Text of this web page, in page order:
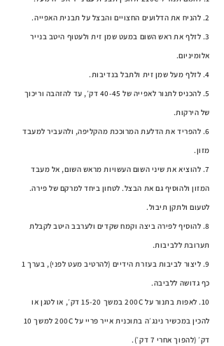
2. להניח את הדלועים החצויים והבצל על תבנית האפייה.
3. לזלף את ראש השום במעט שמן זית ולעטוף היטב בנייר
אלומיניום.
4. לזלף מעל שמן זית ולתבל בנדיבות.
5. להכניס לתנור לאפייה של 40-45 דק׳, עד להזהבה וריכוך
של הירקות.
6. להפריד את הדלעת המרוככת מהקליפה, ולהעביר למעבד
מזון.
7. להוציא את שיני השום העשויות מראש השום, אל מעבד
המזון ולהוסיף גם את הבצל. לטחון ביחד למרקם של פירה.
לטעום ולתקן תיבול.
8. להוסיף לפירה ביצה וקמח שקדים ולערבב היטב לקבלת
תערובת ללביבות.
9. ליצור לביבות בעזרת הידיים (להרטיב מעט לפני), בערך 1
כף גדושה ללביבה.
10. לאפות בתנור על 200C במשך 15-20 דק׳, או לטגן או
להכין במכשיר נינג׳ה בתוכנית אייר פריי על 200C למשך 10
דק׳ (להפוך אחרי 7 דק׳).